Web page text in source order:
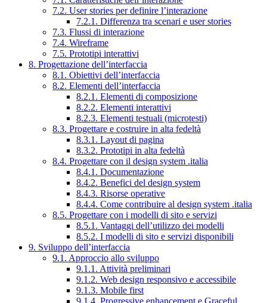
7.2. User stories per definire l’interazione
7.2.1. Differenza tra scenari e user stories
7.3. Flussi di interazione
7.4. Wireframe
7.5. Prototipi interattivi
8. Progettazione dell’interfaccia
8.1. Obiettivi dell’interfaccia
8.2. Elementi dell’interfaccia
8.2.1. Elementi di composizione
8.2.2. Elementi interattivi
8.2.3. Elementi testuali (microtesti)
8.3. Progettare e costruire in alta fedeltà
8.3.1. Layout di pagina
8.3.2. Prototipi in alta fedeltà
8.4. Progettare con il design system .italia
8.4.1. Documentazione
8.4.2. Benefici del design system
8.4.3. Risorse operative
8.4.4. Come contribuire al design system .italia
8.5. Progettare con i modelli di sito e servizi
8.5.1. Vantaggi dell’utilizzo dei modelli
8.5.2. I modelli di sito e servizi disponibili
9. Sviluppo dell’interfaccia
9.1. Approccio allo sviluppo
9.1.1. Attività preliminari
9.1.2. Web design responsivo e accessibile
9.1.3. Mobile first
9.1.4. Progressive enhancement e Graceful